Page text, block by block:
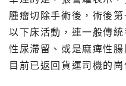
腫瘤切除手術後，術後
以下床活動，連一般傳
性尿滯留、或是麻痺性
目前已返回貨運司機的